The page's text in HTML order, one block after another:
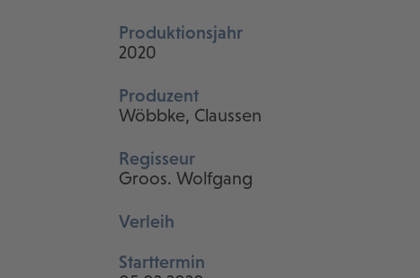
Produktionsjahr
2020
Produzent
Wöbbke, Claussen
Regisseur
Groos. Wolfgang
Verleih
Starttermin